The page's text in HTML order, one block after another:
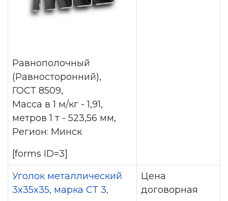
Равнополочный
(Равносторонний),
ГОСТ 8509,
Масса в 1 м/кг - 1,91,
метров 1 т - 523,56 мм,
Регион: Минск
[forms ID=3]
Уголок металлический
3x35x35, марка СТ 3,
Цена
договорная